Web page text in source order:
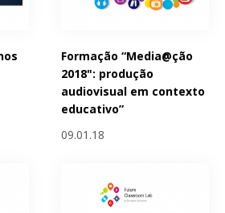
Formação “Media@ção
2018": produção
audiovisual em contexto
educativo”
09.01.18